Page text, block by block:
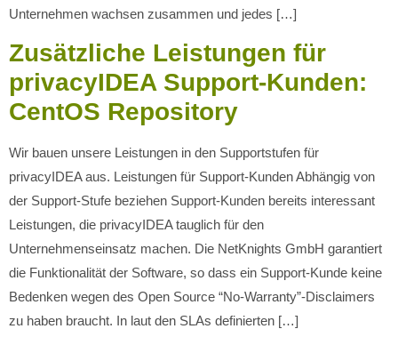
Unternehmen wachsen zusammen und jedes […]
Zusätzliche Leistungen für
privacyIDEA Support-Kunden:
CentOS Repository
Wir bauen unsere Leistungen in den Supportstufen für
privacyIDEA aus. Leistungen für Support-Kunden Abhängig von
der Support-Stufe beziehen Support-Kunden bereits interessant
Leistungen, die privacyIDEA tauglich für den
Unternehmenseinsatz machen. Die NetKnights GmbH garantiert
die Funktionalität der Software, so dass ein Support-Kunde keine
Bedenken wegen des Open Source “No-Warranty”-Disclaimers
zu haben braucht. In laut den SLAs definierten […]